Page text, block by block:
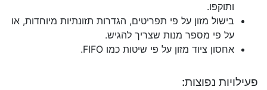
ותוקפו.
בישול מזון על פי תפריטים, הגדרות תזונתיות מיוחדות, או
על פי מספר מנות שצריך להגיש.
אחסון ציוד מזון על פי שיטות כמו FIFO.
פעילויות נפוצות: